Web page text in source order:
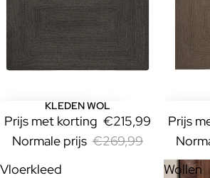
UitverkoopKLEDEN WOL
Prijs met korting €215,99
Normale prijs €269,99
Prijs
Vloerkleed
Wollen